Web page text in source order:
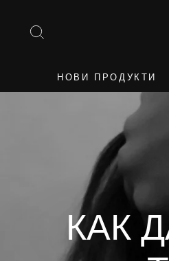
съдържанието
НОВИ ПРОДУКТИ
КАК